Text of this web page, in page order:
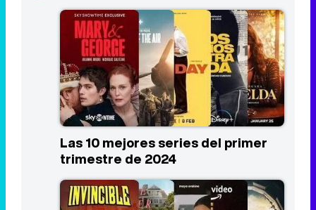
Las 10 mejores series del primer
trimestre de 2024